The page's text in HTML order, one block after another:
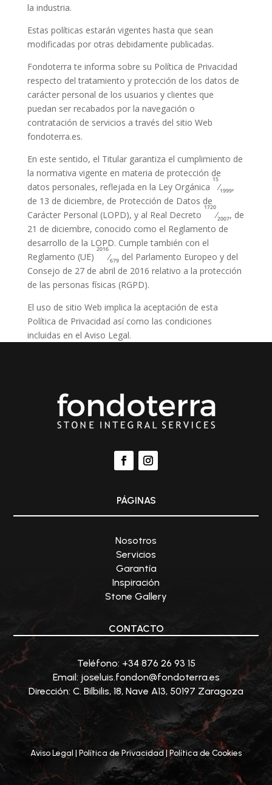
la industria.
Estas políticas estarán vigentes hasta que sean
modificadas por otras debidamente publicadas.
Fondoterra te informa sobre su Política de Privacidad
respecto del tratamiento y protección de los datos de
carácter personal de los usuarios y clientes que
puedan ser recabados por la navegación o
contratación de servicios a través del sitio Web
fondoterra.es.
En este sentido, el Titular garantiza el cumplimiento de
la normativa vigente en materia de protección de
datos personales, reflejada en la Ley Orgánica
15
⁄1999,
de 13 de diciembre, de Protección de Datos de
Carácter Personal (LOPD), y al Real Decreto
1720
⁄2007, de
21 de diciembre, conocido como el Reglamento de
desarrollo de la LOPD. Cumple también con el
Reglamento (UE)
2016
⁄679del Parlamento Europeo y del
Consejo de 27 de abril de 2016 relativo a la protección
de las personas físicas (RGPD).
El uso de sitio Web implica la aceptación de esta
Política de Privacidad así como las condiciones
incluidas en el Aviso Legal.
PÁGINAS
Nosotros
Servicios
Garantía
Inspiración
Stone Gallery
CONTACTO
Teléfono: +34 876 26 93 15
Email: joseluis.fondon@fondoterra.es
Dirección: C. Bilbilis, 18, Nave A13, 50197 Zaragoza
Aviso Legal | Política de Privacidad|Política de Cookies